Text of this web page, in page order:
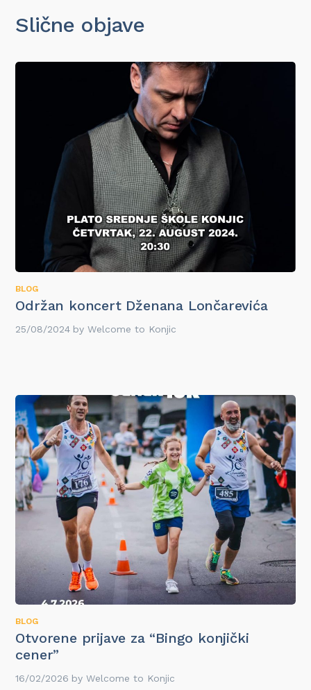
Slične objave
BLOG
Održan koncert Dženana Lončarevića
25/08/2024 byWelcome to Konjic
BLOG
Otvorene prijave za “Bingo konjički
cener”
16/02/2026 byWelcome to Konjic